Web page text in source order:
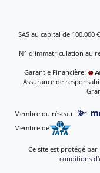
SAS au capital de 100.000
N° d'immatriculation au
Garantie Financière:
Assurance de
Membre du réseau
Membre de
Ce site est protégé par
conditions